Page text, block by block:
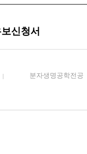
신청서
분자생명공학전공